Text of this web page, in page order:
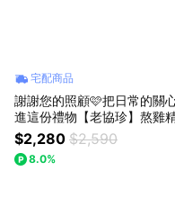
宅配商品
謝謝您的照顧🩷把日常的關
進這份禮物【老協珍】熬雞
盒 紅棗枸杞口味(14入) + 美
(6入)
$2,280 $2,590
8.0%